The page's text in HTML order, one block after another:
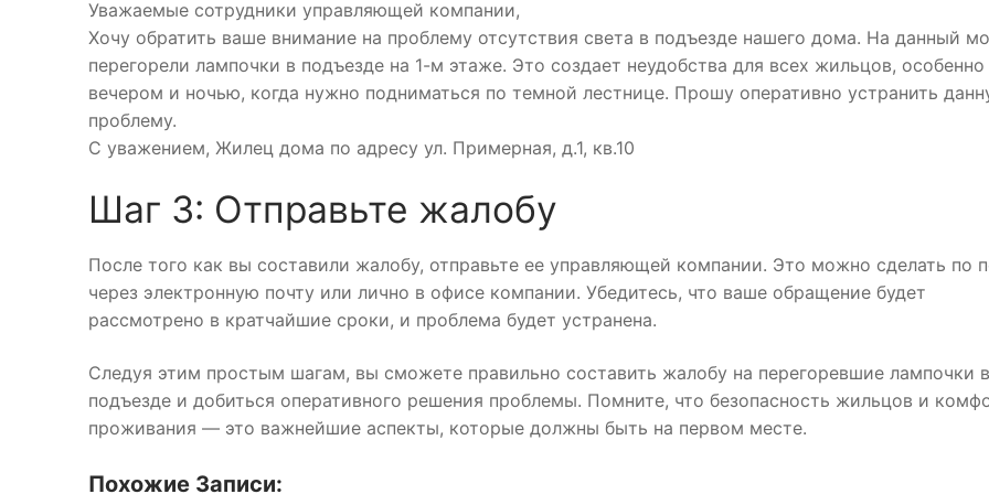
Уважаемые сотрудники управляющей компании,
Хочу обратить ваше внимание на проблему отсутствия света в подъезде нашего дома. На данный
перегорели лампочки в подъезде на 1-м этаже. Это создает неудобства для всех жильцов, особенно
вечером и ночью, когда нужно подниматься по темной лестнице. Прошу оперативно устранить
проблему.
С уважением, Жилец дома по адресу ул. Примерная, д.1, кв.10
Шаг 3: Отправьте жалобу
После того как вы составили жалобу, отправьте ее управляющей компании. Это можно сделать по
через электронную почту или лично в офисе компании. Убедитесь, что ваше обращение будет
рассмотрено в кратчайшие сроки, и проблема будет устранена.
Следуя этим простым шагам, вы сможете правильно составить жалобу на перегоревшие лампочки в
подъезде и добиться оперативного решения проблемы. Помните, что безопасность жильцов и
проживания — это важнейшие аспекты, которые должны быть на первом месте.
Похожие Записи: